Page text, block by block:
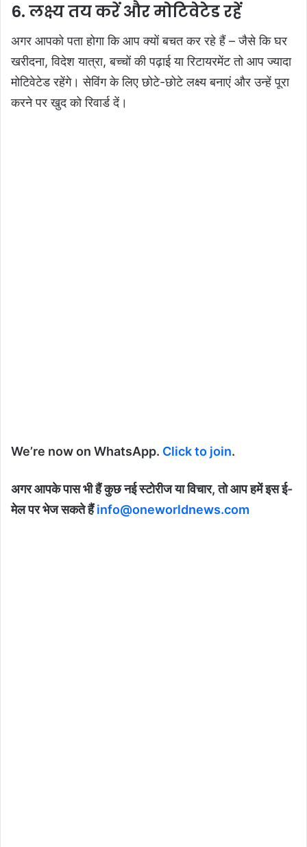
6. लक्ष्य तय करें और मोटिवेटेड रहें
अगर आपको पता होगा कि आप क्यों बचत कर रहे हैं – जैसे कि घर
खरीदना, विदेश यात्रा, बच्चों की पढ़ाई या रिटायरमेंट तो आप ज्यादा
मोटिवेटेड रहेंगे। सेविंग के लिए छोटे-छोटे लक्ष्य बनाएं और उन्हें पूरा
करने पर खुद को रिवार्ड दें।
We’re now on WhatsApp. Click to join.
अगर आपके पास भी हैं कुछ नई स्टोरीज या विचार, तो आप हमें इस ई-
मेल पर भेज सकते हैंinfo@oneworldnews.com